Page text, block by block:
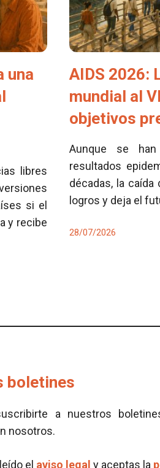
una
libres
si el
y recibe
AIDS 2026:
mundial al
objetivos
Aunque se
resultados
décadas, la
logros y deja el
28/07/2026
boletines
a nuestros
nosotros.
el aviso legal y aceptas la